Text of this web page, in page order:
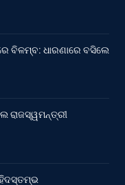
ବିଳମ୍ବ: ଧାରଣାରେ ବସିଲେ
ରାଜସ୍ୱମନ୍ତ୍ରୀ